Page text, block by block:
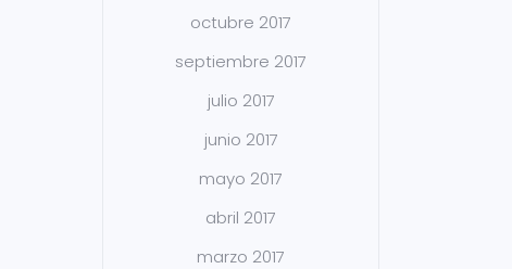
octubre 2017
septiembre 2017
julio 2017
junio 2017
mayo 2017
abril 2017
marzo 2017